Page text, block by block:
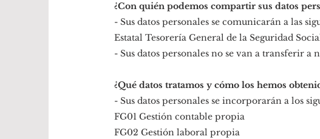
¿Con quién podemos compartir sus datos
- Sus datos personales se comunicarán a las
Estatal Tesorería General de la Seguridad
- Sus datos personales no se van a transferir
¿Qué datos tratamos y cómo los hemos
- Sus datos personales se incorporarán a los
FG01 Gestión contable propia
FG02 Gestión laboral propia